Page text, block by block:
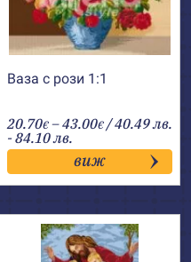
Ваза с рози 1:1
20.70€ –43.00€Price
range:
20.70€
through
43.00€
/ 40.49 лв.
- 84.10 лв.
виж